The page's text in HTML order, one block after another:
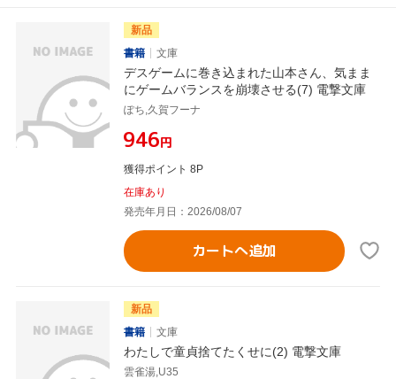
新品
書籍
文庫
デスゲームに巻き込まれた山本さん、気まま
にゲームバランスを崩壊させる(7) 電撃文庫
ぽち,久賀フーナ
¥946円
獲得ポイント 8P
在庫あり
発売年月日：2026/08/07
カートへ追加
新品
書籍
文庫
わたしで童貞捨てたくせに(2) 電撃文庫
雲雀湯,U35